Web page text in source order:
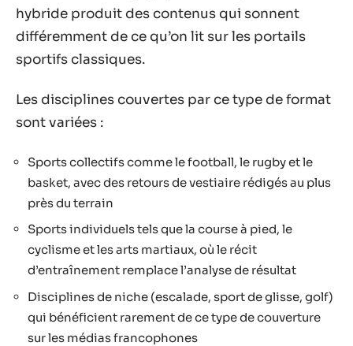
hybride produit des contenus qui sonnent
différemment de ce qu’on lit sur les portails
sportifs classiques.
Les disciplines couvertes par ce type de format
sont variées :
Sports collectifs comme le football, le rugby et le
basket, avec des retours de vestiaire rédigés au plus
près du terrain
Sports individuels tels que la course à pied, le
cyclisme et les arts martiaux, où le récit
d’entraînement remplace l’analyse de résultat
Disciplines de niche (escalade, sport de glisse, golf)
qui bénéficient rarement de ce type de couverture
sur les médias francophones